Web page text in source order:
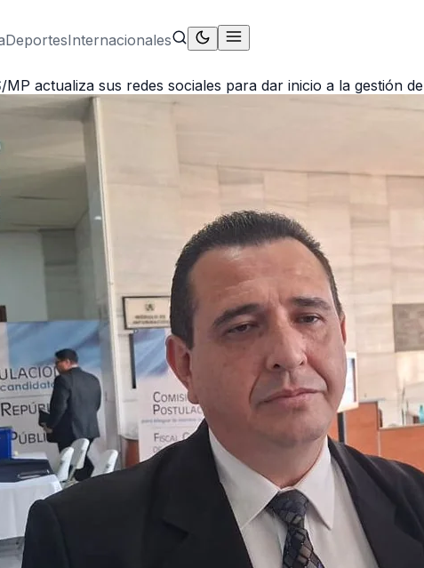
DeportesInternacionales
/MP actualiza sus redes sociales para dar inicio a la gestión